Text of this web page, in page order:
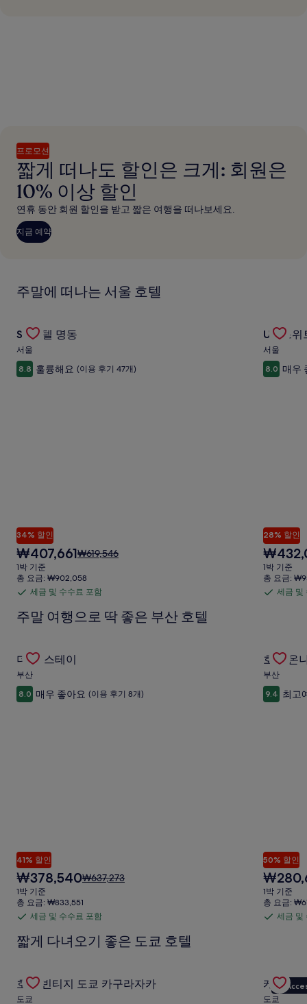
프로모션
짧게 떠나도 할인은 크게: 회원은
10% 이상 할인
연휴 동안 회원 할인을 받고 짧은 여행을 떠나보세요.
지금 예약
주말에 떠나는 서울 호텔
Gallery
Carousel
SL 호텔 명동
서울
8.8 훌륭해요 (이용 후기 47개)
34% 할인
현
재
요
금
₩407,661
₩407,661요
은
₩619,546
며,
대
한
₩619,546
1박 기준
총 요금: ₩902,058
세
금
및
수
료
포
함
세금 및 수수료 포함
Gallery
UH 스위
서울
8.0 매우
28% 할인
현
재
요
금
1박 기준
총 요금:
세
수
료
포
함
세금 및
주말 여행으로 딱 좋은 부산 호텔
Gallery
Carousel
더 반 스테이
부산
8.0 매우 좋아요 (이용 후기 8개)
41% 할인
현
재
요
금
₩378,540
₩378,540요
은
₩637,273
며,
금
₩637,273
1박 기준
총 요금: ₩833,551
세
금
수
료
세금 및 수수료 포함
Gallery
호텔 온
부산
9.4 최고
50% 할인
현
재
요
금
₩280,665
1박 기준
총 요금:
세
수
료
세금 및
짧게 다녀오기 좋은 도쿄 호텔
Gallery
Carousel
호텔 빈티지 도쿄 카구라자카
도쿄
Gallery
VIP
케이오
도쿄